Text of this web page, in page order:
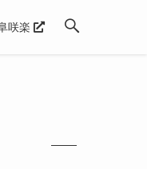
咲楽